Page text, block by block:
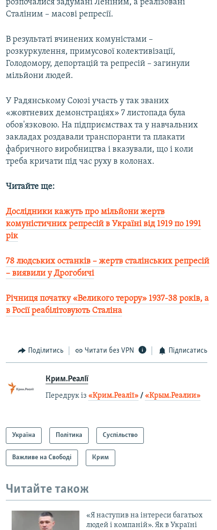
розпочалися задумані Леніним, а реалізовані
Сталіним – масові репресії.
В результаті вчинених комуністами –
розкуркулення, примусової колективізації,
Голодомору, депортацій та репресій – загинули
мільйони людей.
У Радянському Союзі участь у так званих
«жовтневих демонстраціях» 7 листопада була
обов'язковою. На підприємствах та у навчальних
закладах роздавали транспоранти та плакати
фабричного виробництва і вказували, що і коли
треба кричати під час руху в колонах.
Читайте ще:
Дослідники кажуть про мільйони жертв
комуністичних репресій в Україні від 1919 по 1991
рік
78 людських останків – жертв сталінських репресій
– виявили у Дрогобичі​
Річниця початку «Великого терору» 1937-38 років, а
в Росії реабілітовують Сталіна
Поділитись Читати без VPN Підписатись
Крим.Реалії
Передрук із «Крим.Реалії» / «Крым.Реалии»
Україна Політика Суспільство
Важливе на Свободі Крим
Читайте також
«Я наступив на інтереси багатьох
людей і компаній». Як в Україні